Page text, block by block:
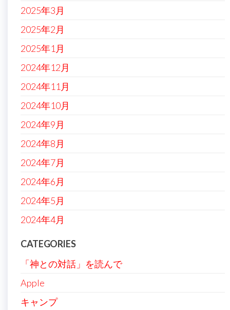
2025年3月
2025年2月
2025年1月
2024年12月
2024年11月
2024年10月
2024年9月
2024年8月
2024年7月
2024年6月
2024年5月
2024年4月
CATEGORIES
「神との対話」を読んで
Apple
キャンプ